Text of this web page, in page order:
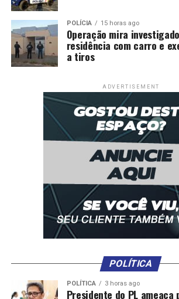
POLÍCIA 15 horas ago
Operação mira
residência com carro e
a tiros
ADVERTISEMENT
POLÍTICA
POLÍTICA 3 horas ago
Presidente do PL